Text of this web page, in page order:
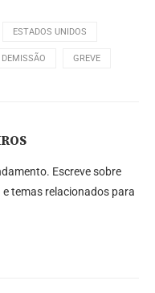
ESTADOS UNIDOS
DEMISSÃO GREVE
Escreve sobre
e temas relacionados para